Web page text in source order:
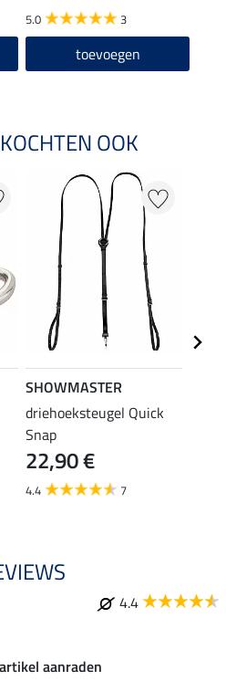
5.0 3
toevoegen
OOK
SHOWMASTER
driehoeksteugel Quick
Snap
22,90 €
4.4 7
4.4
aanraden